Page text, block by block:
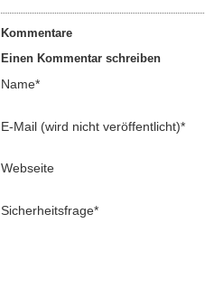
Kommentare
Einen Kommentar schreiben
Name*
E-Mail (wird nicht veröffentlicht)*
Webseite
Sicherheitsfrage*